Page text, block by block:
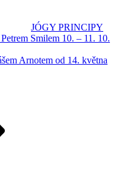
JÓGY PRINCIPY
Smilem 10. – 11. 10.
Arnotem od 14. května